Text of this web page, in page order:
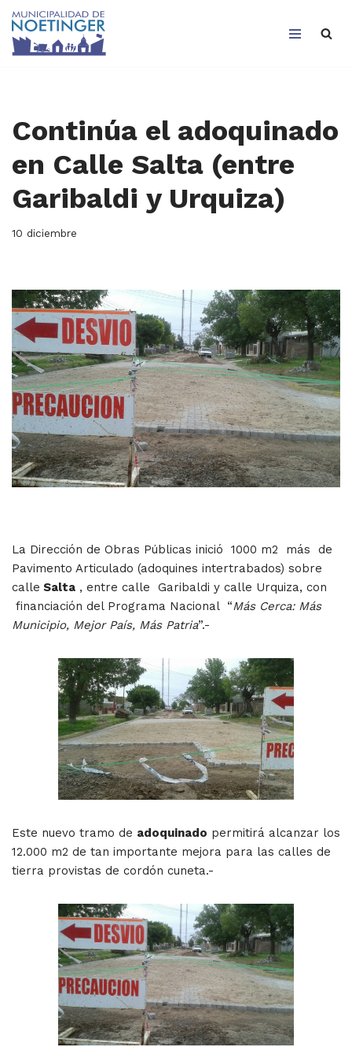
Saltar
Continúa el adoquinado
en Calle Salta (entre
Garibaldi y Urquiza)
10 diciembre
La Dirección de Obras Públicas inició 1000 m2 más de
Pavimento Articulado (adoquines intertrabados) sobre
calle Salta , entre calle Garibaldi y calle Urquiza, con
financiación del Programa Nacional “Más Cerca: Más
Municipio, Mejor País, Más Patria”.-
Este nuevo tramo de adoquinado permitirá alcanzar los
12.000 m2 de tan importante mejora para las calles de
tierra provistas de cordón cuneta.-